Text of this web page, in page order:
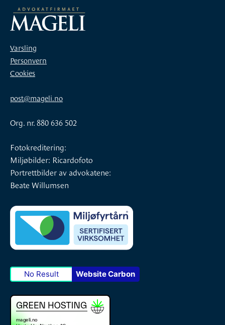
Varsling
Personvern
Cookies
post@mageli.no
Org. nr. 880 636 502
Fotokreditering:
Miljøbilder: Ricardofoto
Portrettbilder av advokatene:
Beate Willumsen
No Result Website Carbon